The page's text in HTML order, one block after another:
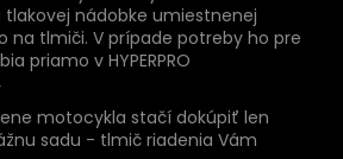
nádobke umiestnenej
na tlmiči. V prípade potreby ho pre
priamo v HYPERPRO
motocykla stačí dokúpiť len
sadu - tlmič riadenia Vám